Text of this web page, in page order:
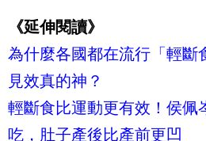
《延伸閱讀》
為什麼各國都在流行「輕斷
見效真的神？
輕斷食比運動更有效！侯佩
吃，肚子產後比產前更凹